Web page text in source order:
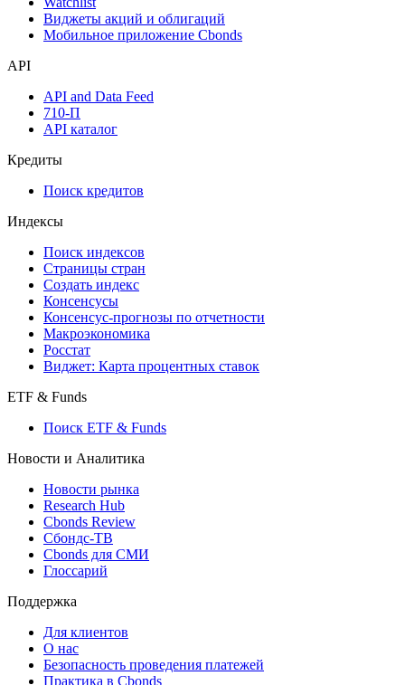
Инструментарий
Мобильное приложение Cbonds
API
API and Data Feed
API каталог
Кредиты
Поиск кредитов
Индексы
Поиск индексов
Страницы стран
Создать индекс
Консенсусы
Макроэкономика
Виджет: Карта процентных ставок
ETF & Funds
Поиск ETF & Funds
Новости и Аналитика
Новости рынка
Research Hub
Сбондс-ТВ
Глоссарий
Поддержка